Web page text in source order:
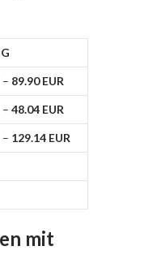
89.90 EUR
48.04 EUR
129.14 EUR
mit